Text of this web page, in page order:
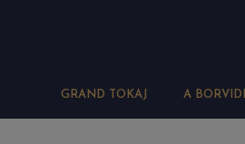
GRAND TOKAJ A